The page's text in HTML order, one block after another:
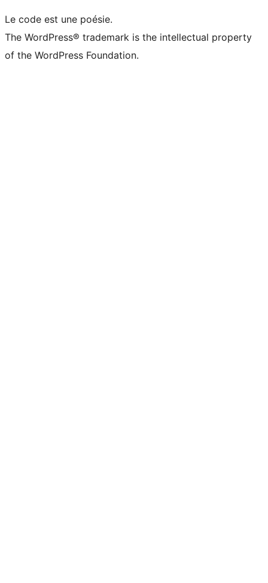
Le code est une poésie.
The WordPress® trademark is the intellectual property
of the WordPress Foundation.